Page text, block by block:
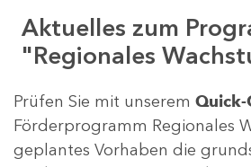
Aktuelles zum
"Regionales
Prüfen Sie mit unserem Quick-
Förderprogramm Regionales
geplantes Vorhaben die